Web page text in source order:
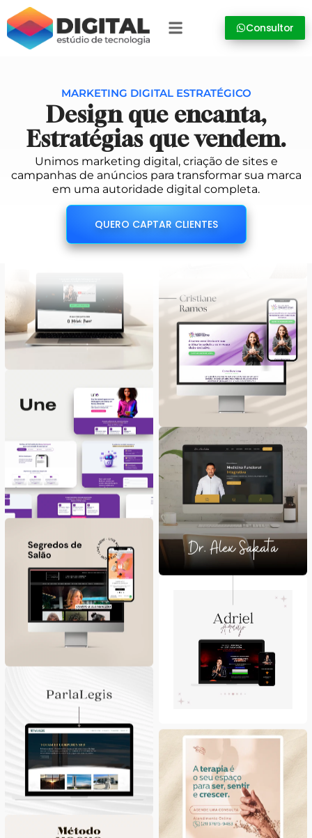
Consultor
MARKETING DIGITAL ESTRATÉGICO
Design que encanta,
Estratégias que vendem.
Unimos marketing digital, criação de sites e
campanhas de anúncios para transformar sua marca
em uma autoridade digital completa.
QUERO CAPTAR CLIENTES